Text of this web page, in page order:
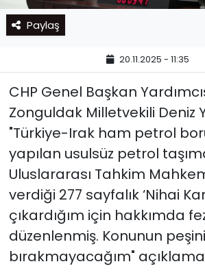
Paylaş
20.11.2025 - 11:35
CHP Genel Başkan
Zonguldak Milletvekili Deniz
"Türkiye-Irak ham petrol
yapılan usulsüz petrol
Uluslararası Tahkim
verdiği 277 sayfalık ‘Nihai
çıkardığım için hakkımda
düzenlenmiş. Konunun peşini
bırakmayacağım"